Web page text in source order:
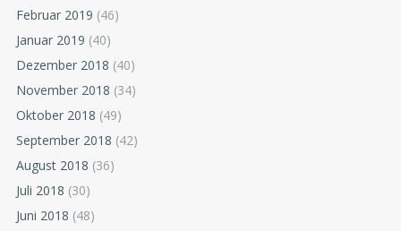
Februar 2019 (46)
Januar 2019 (40)
Dezember 2018 (40)
November 2018 (34)
Oktober 2018 (49)
September 2018 (42)
August 2018 (36)
Juli 2018 (30)
Juni 2018 (48)